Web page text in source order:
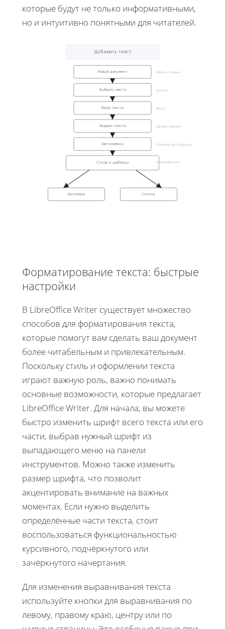
которые будут не только информативными,
но и интуитивно понятными для читателей.
Добавить текст
Новый документ
Выбрать место
Ввод текста
Формат текста
Автозамена
Стили и шаблоны
Заголовки Сноски
Файл → Новый
Курсор
Ввод
Шрифт, выравн.
Правила автозамены
Единообразие
Форматирование текста: быстрые
настройки
В LibreOffice Writer существует множество
способов для форматирования текста,
которые помогут вам сделать ваш документ
более читабельным и привлекательным.
Поскольку стиль и оформлении текста
играют важную роль, важно понимать
основные возможности, которые предлагает
LibreOffice Writer. Для начала, вы можете
быстро изменить шрифт всего текста или его
части, выбрав нужный шрифт из
выпадающего меню на панели
инструментов. Можно также изменить
размер шрифта, что позволит
акцентировать внимание на важных
моментах. Если нужно выделить
определённые части текста, стоит
воспользоваться функциональностью
курсивного, подчёркнутого или
зачёркнутого начертания.
Для изменения выравнивания текста
используйте кнопки для выравнивания по
левому, правому краю, центру или по